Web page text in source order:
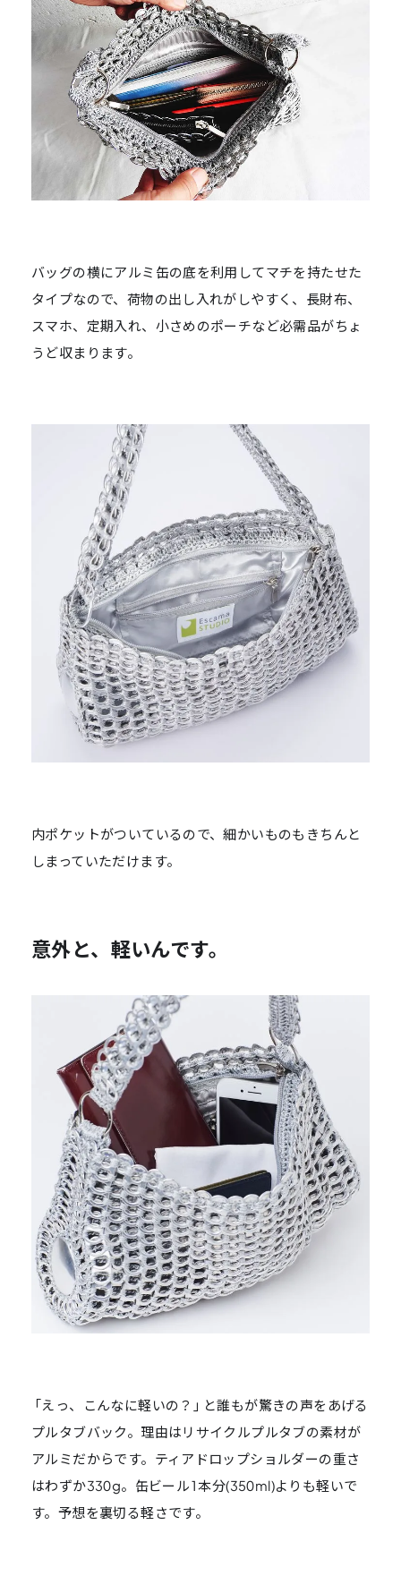
バッグの横にアルミ缶の底を利用してマチを持たせた
タイプなので、荷物の出し入れがしやすく、長財布、
スマホ、定期入れ、小さめのポーチなど必需品がちょ
うど収まります。
内ポケットがついているので、細かいものもきちんと
しまっていただけます。
意外と、軽いんです。
「えっ、こんなに軽いの？」と誰もが驚きの声をあげる
プルタブバック。理由はリサイクルプルタブの素材が
アルミだからです。ティアドロップショルダーの重さ
はわずか330g。缶ビール1本分(350ml)よりも軽いで
す。予想を裏切る軽さです。